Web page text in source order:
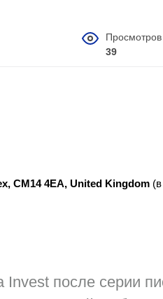
Просмотров
39
CM14 4EA, United Kingdom
Invest после серии